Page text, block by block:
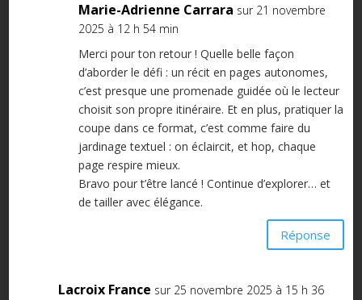
Marie-Adrienne Carrara sur 21 novembre
2025 à 12 h 54 min
Merci pour ton retour ! Quelle belle façon
d’aborder le défi : un récit en pages autonomes,
c’est presque une promenade guidée où le lecteur
choisit son propre itinéraire. Et en plus, pratiquer la
coupe dans ce format, c’est comme faire du
jardinage textuel : on éclaircit, et hop, chaque
page respire mieux.
Bravo pour t’être lancé ! Continue d’explorer… et
de tailler avec élégance.
Réponse
Lacroix France sur 25 novembre 2025 à 15 h 36